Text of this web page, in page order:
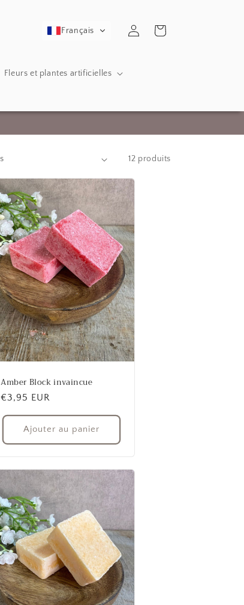
Fleurs et plantes artificielles
Français Rapport Panier
12 produits
Amber Block invaincue
Prix
habituel
€3,95 EUR
Ajouter au panier